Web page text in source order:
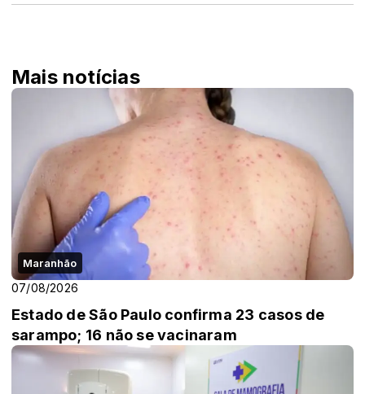
Mais notícias
Maranhão
07/08/2026
Estado de São Paulo confirma 23 casos de
sarampo; 16 não se vacinaram